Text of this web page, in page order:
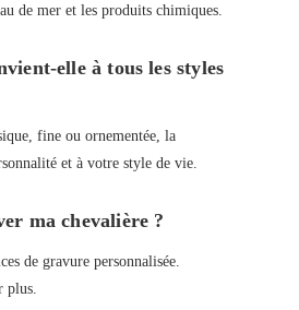
de mer et les produits chimiques.
elle à tous les styles
fine ou ornementée, la
et à votre style de vie.
ma chevalière ?
de gravure personnalisée.
plus.